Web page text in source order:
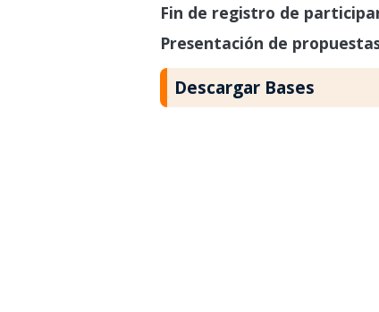
Fin de registro de
Presentación de
Descargar Bases